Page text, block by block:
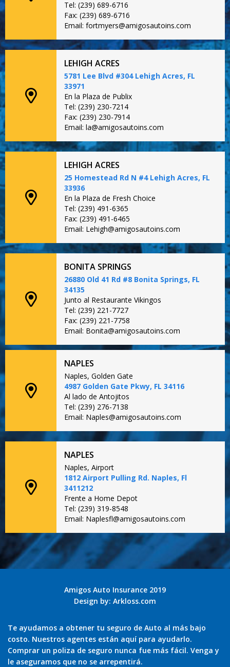
Tel: (239) 689-6716
Fax: (239) 689-6716
Email: fortmyers@amigosautoins.com
LEHIGH ACRES
5781 Lee Blvd #304 Lehigh Acres, FL
33971
En la Plaza de Publix
Tel: (239) 230-7214
Fax: (239) 230-7914
Email: la@amigosautoins.com
LEHIGH ACRES
25 Homestead Rd N #4 Lehigh Acres, FL
33936
En la Plaza de Fresh Choice
Tel: (239) 491-6365
Fax: (239) 491-6465
Email: Lehigh@amigosautoins.com
BONITA SPRINGS
26880 Old 41 Rd #8 Bonita Springs, FL
34135
Junto al Restaurante Vikingos
Tel: (239) 221-7727
Fax: (239) 221-7758
Email: Bonita@amigosautoins.com
NAPLES
Naples, Golden Gate
4987 Golden Gate Pkwy, FL 34116
Al lado de Antojitos
Tel: (239) 276-7138
Email: Naples@amigosautoins.com
NAPLES
Naples, Airport
1812 Airport Pulling Rd. Naples, Fl
3411212
Frente a Home Depot
Tel: (239) 319-8548
Email: Naplesfl@amigosautoins.com
Amigos Auto Insurance 2019
Design by: Arkloss.com
Te ayudamos a obtener tu seguro de Auto al más bajo
costo. Nuestros agentes están aquí para ayudarlo.
Comprar un poliza de seguro nunca fue más fácil. Venga y
le aseguramos que no se arrepentirá.